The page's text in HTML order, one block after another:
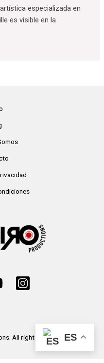
especializada en
es visible en la
All right reserved. ES